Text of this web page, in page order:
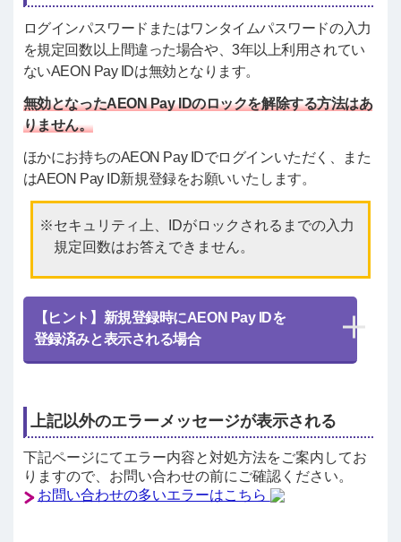
ログインパスワードまたはワンタイムパスワードの入力
を規定回数以上間違った場合や、3年以上利用されてい
ないAEON Pay IDは無効となります。
無効となったAEON Pay IDのロックを解除する方法はあ
りません。
ほかにお持ちのAEON Pay IDでログインいただく、また
はAEON Pay ID新規登録をお願いいたします。
セキュリティ上、IDがロックされるまでの入力
規定回数はお答えできません。
【ヒント】新規登録時にAEON Pay IDを
登録済みと表示される場合
上記以外のエラーメッセージが表示される
下記ページにてエラー内容と対処方法をご案内してお
りますので、お問い合わせの前にご確認ください。
お問い合わせの多いエラーはこちら